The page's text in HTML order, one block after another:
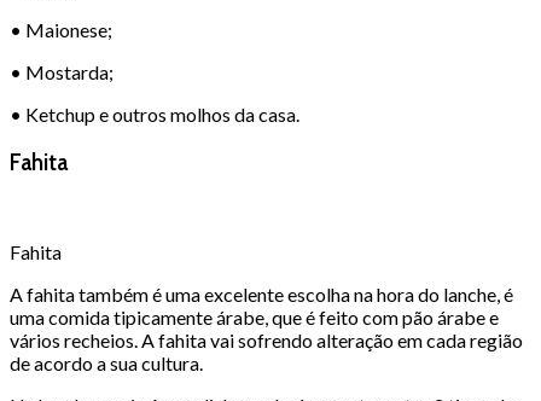
• Maionese;
• Mostarda;
• Ketchup e outros molhos da casa.
Fahita
Fahita
A fahita também é uma excelente escolha na hora do lanche, é
uma comida tipicamente árabe, que é feito com pão árabe e
vários recheios. A fahita vai sofrendo alteração em cada região
de acordo a sua cultura.